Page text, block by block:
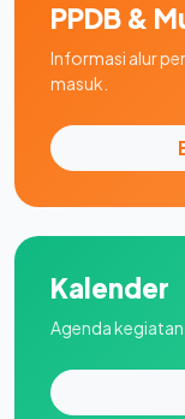
PPDB &
Informasi alur
masuk.
Kalender
Agenda